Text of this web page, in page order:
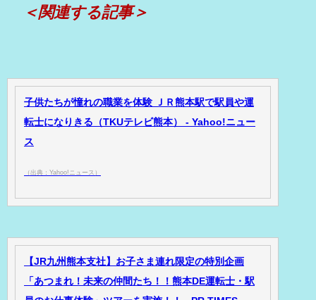
＜関連する記事＞
子供たちが憧れの職業を体験 ＪＲ熊本駅で駅員や運
転士になりきる（TKUテレビ熊本） - Yahoo!ニュー
ス
（出典：Yahoo!ニュース）
【JR九州熊本支社】お子さま連れ限定の特別企画
「あつまれ！未来の仲間たち！！熊本DE運転士・駅